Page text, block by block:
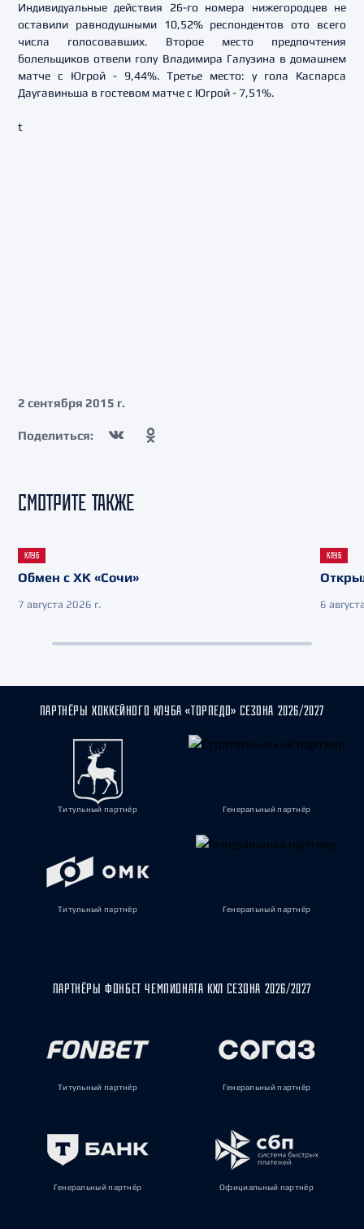
Индивидуальные действия 26-го номера нижегородцев не
оставили равнодушными 10,52% респондентов ото всего
числа голосовавших. Второе место предпочтения
болельщиков отвели голу Владимира Галузина в домашнем
матче с Югрой - 9,44%. Третье место: у гола Каспарса
Даугавиньша в гостевом матче с Югрой - 7,51%.
t
2 сентября 2015 г.
Поделиться:
СМОТРИТЕ ТАКЖЕ
КЛУБ
Обмен с ХК «Сочи»
7 августа 2026 г.
КЛУБ
6
ПАРТНЁРЫ ХОККЕЙНОГО КЛУБА «ТОРПЕДО» СЕЗОНА 2026/2027
Титульный партнёр Генеральный партнёр
Титульный партнёр Генеральный партнёр
ПАРТНЁРЫ ФОНБЕТ ЧЕМПИОНАТА КХЛ СЕЗОНА 2026/2027
Титульный партнёр Генеральный партнёр
Генеральный партнёр Официальный партнёр